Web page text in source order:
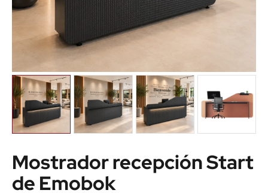
Mostrador recepción Start
de Emobok